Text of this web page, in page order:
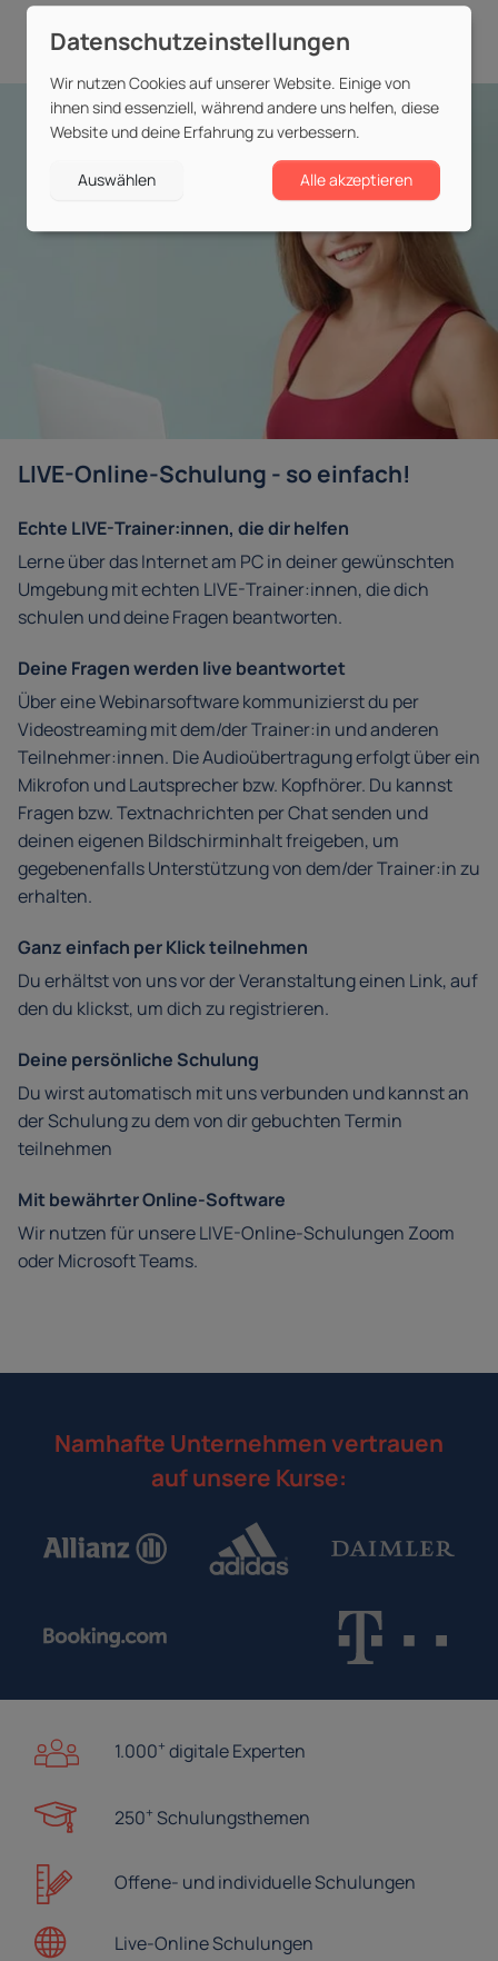
LIVE-Online-Schulung - so einfach!
Echte LIVE-Trainer:innen, die dir helfen
Lerne über das Internet am PC in deiner gewünschten
Umgebung mit echten LIVE-Trainer:innen, die dich
schulen und deine Fragen beantworten.
Deine Fragen werden live beantwortet
Über eine Webinarsoftware kommunizierst du per
Videostreaming mit dem/der Trainer:in und anderen
Teilnehmer:innen. Die Audioübertragung erfolgt über ein
Mikrofon und Lautsprecher bzw. Kopfhörer. Du kannst
Fragen bzw. Textnachrichten per Chat senden und
deinen eigenen Bildschirminhalt freigeben, um
gegebenenfalls Unterstützung von dem/der Trainer:in zu
erhalten.
Ganz einfach per Klick teilnehmen
Du erhältst von uns vor der Veranstaltung einen Link, auf
den du klickst, um dich zu registrieren.
Deine persönliche Schulung
Du wirst automatisch mit uns verbunden und kannst an
der Schulung zu dem von dir gebuchten Termin
teilnehmen
Mit bewährter Online-Software
Wir nutzen für unsere LIVE-Online-Schulungen Zoom
oder Microsoft Teams.
Namhafte Unternehmen vertrauen
auf unsere Kurse:
1.000+ digitale Experten
250+ Schulungsthemen
Offene- undindividuelle Schulungen
Live-OnlineSchulungen
Wir nutzen Cookies auf unserer Website. Einige von
ihnen sind essenziell, während andere uns helfen, diese
Website und deine Erfahrung zu verbessern.
Auswählen Alle akzeptieren